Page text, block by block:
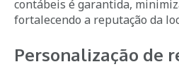
contábeis é garantida,
fortalecendo a reputação da
Personalização de